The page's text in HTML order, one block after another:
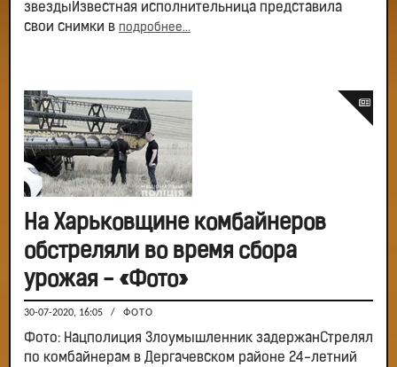
звездыИзвестная исполнительница представила
свои снимки в подробнее...
На Харьковщине комбайнеров
обстреляли во время сбора
урожая - «Фото»
30-07-2020, 16:05 / ФОТО
Фото: Нацполиция Злоумышленник задержанСтрелял
по комбайнерам в Дергачевском районе 24-летний